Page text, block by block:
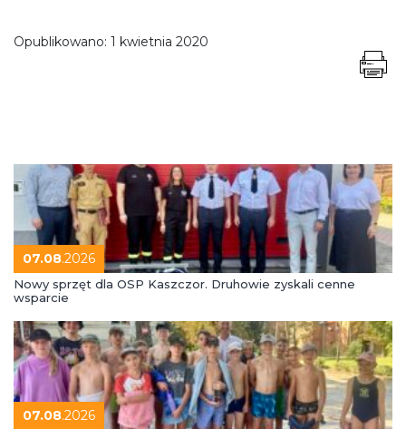
Opublikowano: 1 kwietnia 2020
07.08.2026
Nowy sprzęt dla OSP Kaszczor. Druhowie zyskali cenne
wsparcie
07.08.2026